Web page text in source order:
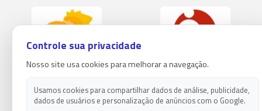
Controle sua privacidade
Nosso site usa cookies para melhorar a navegação.
Usamos cookies para compartilhar dados de análise, publicidade,
dados de usuários e personalização de anúncios com o Google.